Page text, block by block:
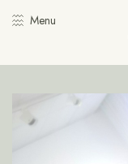
Menu